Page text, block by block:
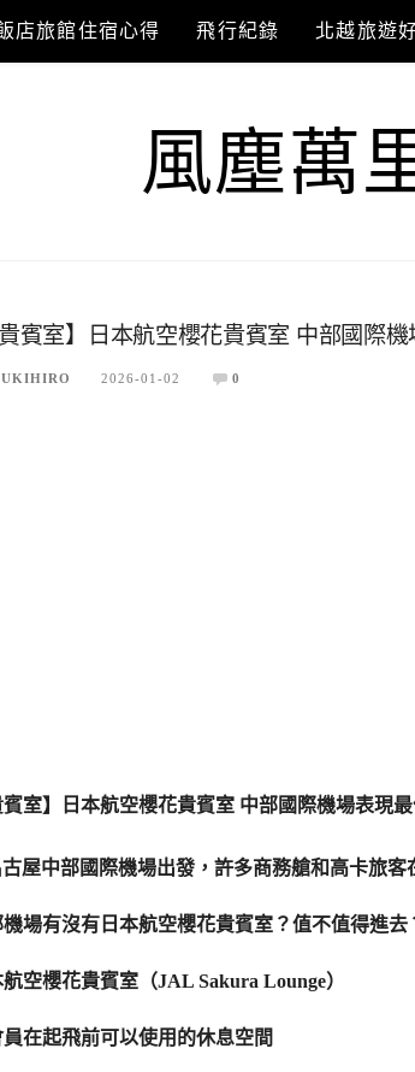
店旅館住宿心得 飛行紀錄 北越旅遊
風塵萬
賓室】日本航空櫻花貴賓室 中部國際
2026-01-02 0
屋中部國際機場出發，許多商務艙和高卡旅客
場有沒有日本航空櫻花貴賓室？值不值得進去
空櫻花貴賓室（JAL Sakura Lounge）
在起飛前可以使用的休息空間